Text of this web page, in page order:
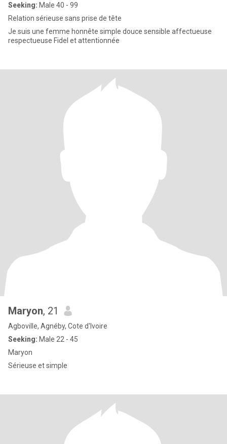
Seeking: Male 40 - 99
Relation sérieuse sans prise de tête
Je suis une femme honnête simple douce sensible affectueuse
respectueuse Fidel et attentionnée
Maryon, 21
Agboville, Agnéby, Cote d'Ivoire
Seeking: Male 22 - 45
Maryon
Sérieuse et simple